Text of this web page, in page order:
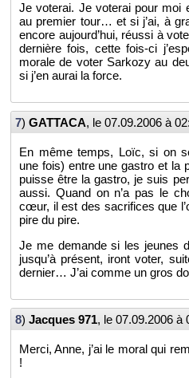
Je vo­te­rai. Je vo­te­rai pour moi
au pre­mier tour… et si j’ai, à
en­core au­jour­d’hui, réussi à
der­nière fois, cette fois-ci
mo­rale de voter Sar­kozy au
si j’en aurai la force.
7) GAT­TACA, le 07.09.2006 à
En même temps, Loïc, si on
une fois) entre une gas­tro et la
puisse être la gas­tro, je suis
aussi. Quand on n’a pas le
cœur, il est des sa­cri­fices que
pire du pire.
Je me de­mande si les jeunes
jus­qu’à pré­sent, iront voter,
der­nier… J’ai comme un gros
8) Jacques 971, le 07.09.2006 à
Merci, Anne, j’ai le moral qui
!